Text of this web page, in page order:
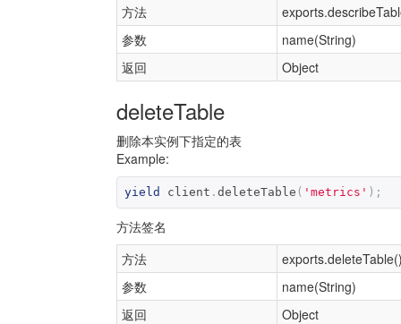
方法
参数
name(String)
返回
Object
deleteTable
删除本实例下指定的表
Example:
yield client . deleteTable ( 'metrics' );
方法签名
方法
参数
name(String)
返回
Object